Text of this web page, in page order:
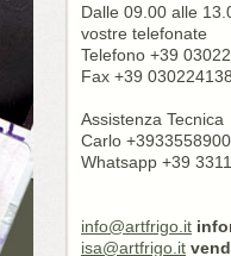
Dalle 09.00 alle
vostre telefonate
Telefono +39
Fax +39 030224138
Assistenza Tecnica
Carlo
Whatsapp +39
info@artfrigo.it
isa@artfrigo.it